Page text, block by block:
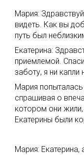
Мария:
видеть. Как вы
путь был
Екатерина:
приемлемой.
заботу, я ни капли
Мария
спрашивая о
котором они
Екатерины были
Мария: Екатерина,